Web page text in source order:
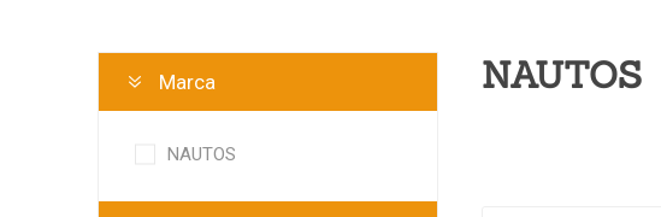
NAUTOS
Marca
NAUTOS